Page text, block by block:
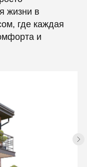
жизни в
где каждая
и